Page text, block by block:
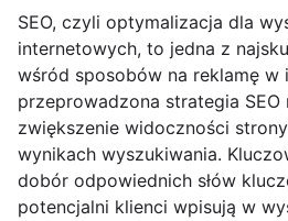
SEO, czyli optymalizacja dla
internetowych, to jedna z
wśród sposobów na reklamę w
przeprowadzona strategia SEO
zwiększenie widoczności
wynikach wyszukiwania.
dobór odpowiednich słów
potencjalni klienci wpisują w